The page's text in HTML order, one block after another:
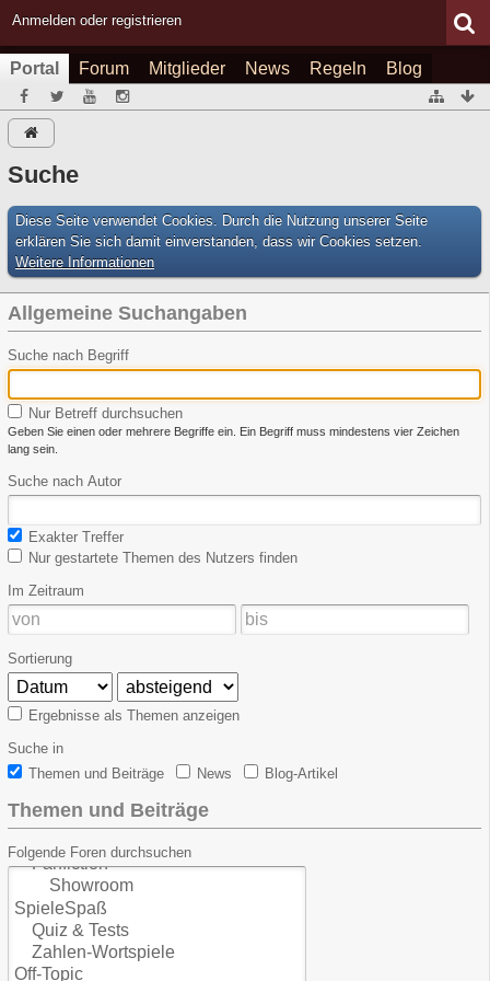
Anmelden oder registrieren
Portal Forum Mitglieder News Regeln Blog
Suche
Diese Seite verwendet Cookies. Durch die Nutzung unserer Seite
erklären Sie sich damit einverstanden, dass wir Cookies setzen.
Weitere Informationen
Allgemeine Suchangaben
Suche nach Begriff
Nur Betreff durchsuchen
Geben Sie einen oder mehrere Begriffe ein. Ein Begriff muss mindestens vier Zeichen
lang sein.
Suche nach Autor
Exakter Treffer
Nur gestartete Themen des Nutzers finden
Im Zeitraum
Sortierung
Ergebnisse als Themen anzeigen
Suche in
Themen und Beiträge
News Blog-Artikel
Themen und Beiträge
Folgende Foren durchsuchen